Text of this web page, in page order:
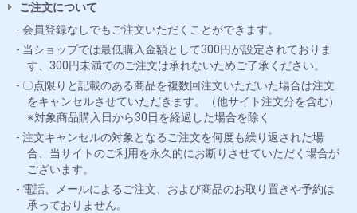
ご注文について
会員登録なしでもご注文いただくことができます。
当ショップでは最低購入金額として300円が設定されておりま
す、300円未満でのご注文は承れないためご了承ください。
〇点限りと記載のある商品を複数回注文いただいた場合は注文
をキャンセルさせていただきます。（他サイト注文分を含む）
※対象商品購入日から30日を経過した場合を除く
注文キャンセルの対象となるご注文を何度も繰り返された場
合、当サイトのご利用を永久的にお断りさせていただく場合が
ございます。
電話、メールによるご注文、および商品のお取り置きや予約は
承っておりません。